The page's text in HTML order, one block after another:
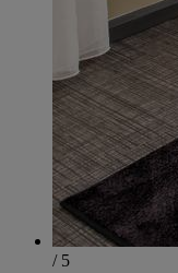
/ 5